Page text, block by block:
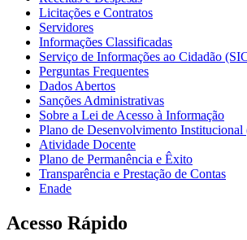
Licitações e Contratos
Servidores
Informações Classificadas
Serviço de Informações ao Cidadão
Perguntas Frequentes
Dados Abertos
Sanções Administrativas
Sobre a Lei de Acesso à Informação
Plano de Desenvolvimento
Atividade Docente
Plano de Permanência e Êxito
Transparência e Prestação de Contas
Enade
Acesso Rápido